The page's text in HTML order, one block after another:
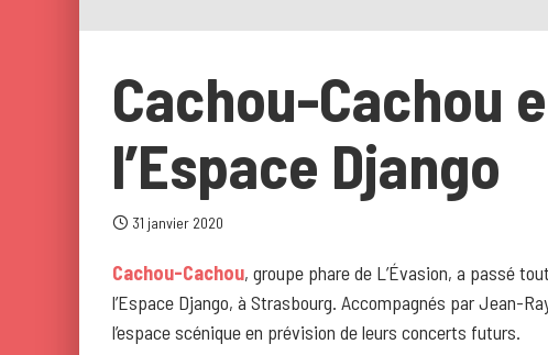
Cachou-Cachou
l’Espace Django
31 janvier 2020
Cachou-Cachou, groupe phare de L’Évasion, a passé
l’Espace Django, à Strasbourg. Accompagnés par Jean-
l’espace scénique en prévision de leurs concerts futurs.